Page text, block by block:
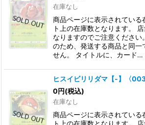
在庫なし
商品ページに表示されている
ト上の在庫数となります。
なりますのでご注意ください
のため、発送する商品と同一
せん。 タイトルに、カード…
ヒスイビリリダマ【-】〈
0円(税込)
在庫なし
商品ページに表示されている
ト上の在庫数となります。